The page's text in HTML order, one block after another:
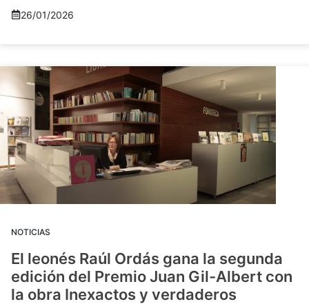
26/01/2026
NOTICIAS
El leonés Raúl Ordás gana la segunda
edición del Premio Juan Gil-Albert con
la obra Inexactos y verdaderos